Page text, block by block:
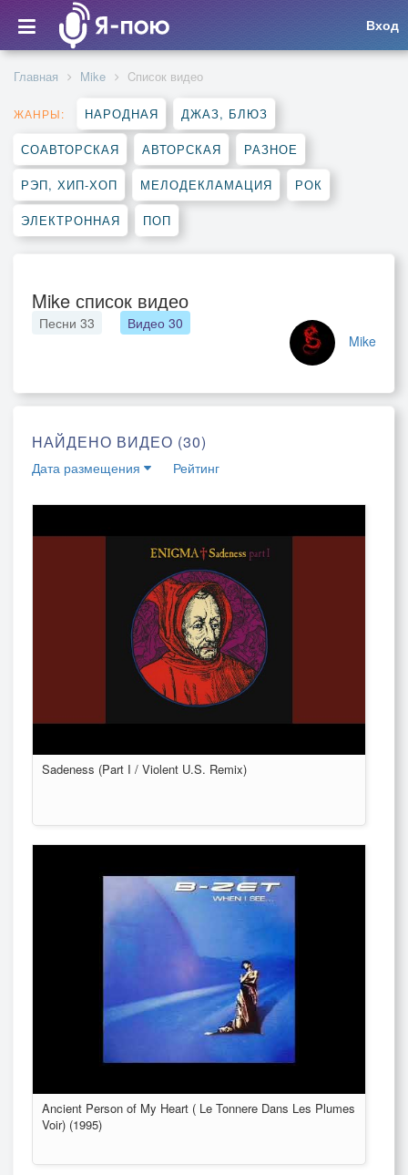
Вход
Главная Mike Cписок видео
ЖАНРЫ: НАРОДНАЯ ДЖАЗ, БЛЮЗ
СОАВТОРСКАЯ АВТОРСКАЯ РАЗНОЕ
РЭП, ХИП-ХОП МЕЛОДЕКЛАМАЦИЯ РОК
ЭЛЕКТРОННАЯ ПОП
Mike список видео
Mike
Песни 33 Видео 30
НАЙДЕНО ВИДЕО (30)
Дата размещения Рейтинг
Sadeness (Part I / Violent U.S. Remix)
Ancient Person of My Heart ( Le Tonnere Dans Les Plumes
Voir) (1995)